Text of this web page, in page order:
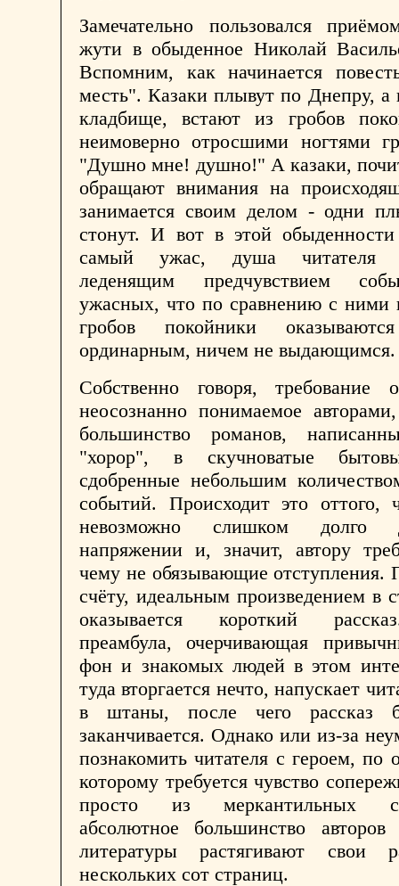
Замечательно пользовался
жути в обыденное Николай
Вспомним, как начинается
месть". Казаки плывут по Днепру, а
кладбище, встают из гробов
неимоверно отросшими ногтями
"Душно мне! душно!" А казаки,
обращают внимания на
занимается своим делом - одни
стонут. И вот в этой
самый ужас, душа читателя
леденящим предчувствием
ужасных, что по сравнению с ними
гробов покойники
ординарным, ничем не выдающимся.
Собственно говоря, требование
неосознанно понимаемое
большинство романов,
"хорор", в скучноватые
сдобренные небольшим
событий. Происходит это оттого,
невозможно слишком долго
напряжении и, значит, автору
чему не обязывающие отступления.
счёту, идеальным произведением в
оказывается короткий
преамбула, очерчивающая
фон и знакомых людей в этом
туда вторгается нечто, напускает
в штаны, после чего рассказ
заканчивается. Однако или из-за
познакомить читателя с героем,
которому требуется чувство
просто из меркантильных
абсолютное большинство авторов
литературы растягивают свои
нескольких сот страниц.